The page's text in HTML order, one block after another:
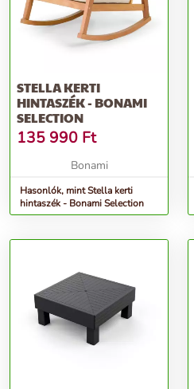
STELLA KERTI
HINTASZÉK - BONAMI
SELECTION
135 990 Ft
Bonami
Hasonlók, mint Stella kerti
hintaszék - Bonami Selection